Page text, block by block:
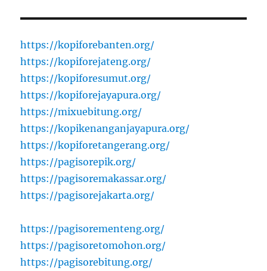
https://kopiforebanten.org/
https://kopiforejateng.org/
https://kopiforesumut.org/
https://kopiforejayapura.org/
https://mixuebitung.org/
https://kopikenanganjayapura.org/
https://kopiforetangerang.org/
https://pagisorepik.org/
https://pagisoremakassar.org/
https://pagisorejakarta.org/
https://pagisorementeng.org/
https://pagisoretomohon.org/
https://pagisorebitung.org/